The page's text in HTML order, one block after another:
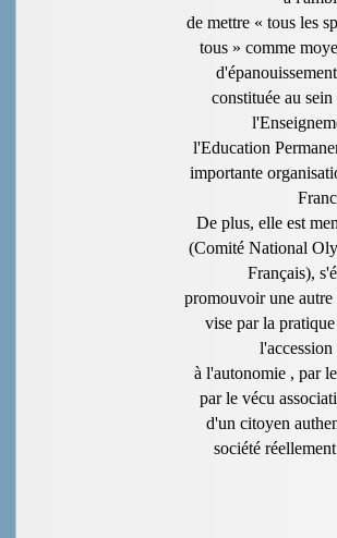
de mettre « tous les
tous » comme
constituée au
l'Education
importante
De plus, elle est
(Comité National
Français),
promouvoir une
vise par la
l'accession
à l'autonomie , par
par le vécu
d'un citoyen
société